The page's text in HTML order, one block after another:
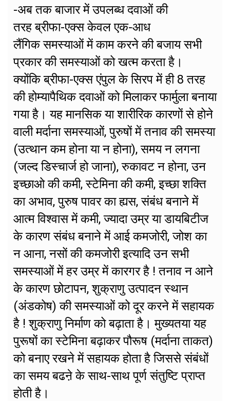
-अब तक बाजार में उपलब्ध दवाओं की
तरह ब्रीफा-एक्स केवल एक-आध
लैंगिक समस्याओं में काम करने की बजाय सभी
प्रकार की समस्याओं को खत्म करता है।
क्योंकि ब्रीफा-एक्स एंपुल के सिरप में ही 8 तरह
की होम्यापैथिक दवाओं को मिलाकर फार्मुला बनाया
गया है। यह मानसिक या शारीरिक कारणों से होने
वाली मर्दाना समस्याओं, पुरुषों में तनाव की समस्या
(उत्थान कम होना या न होना), समय न लगना
(जल्द डिस्चार्ज हो जाना), रुकावट न होना, उन
इच्छाओ की कमी, स्टेमिना की कमी, इच्छा शक्ति
का अभाव, पुरुष पावर का ह्यस, संबंध बनाने में
आत्म विश्वास में कमी, ज्यादा उम्र या डायबिटीज
के कारण संबंध बनाने में आई कमजोरी, जोश का
न आना, नसों की कमजोरी इत्यादि उन सभी
समस्याओं में हर उम्र में कारगर है ! तनाव न आने
के कारण छोटापन, शुक्राणु उत्पादन स्थान
(अंडकोष) की समस्याओं को दूर करने में सहायक
है ! शुक्राणु निर्माण को बढ़ाता है। मुख्यतया यह
पुरूषों का स्टेमिना बढ़ाकर पौरूष (मर्दाना ताकत)
को बनाए रखने में सहायक होता है जिससे संबंधों
का समय बढऩे के साथ-साथ पूर्ण संतुष्टि प्राप्त
होती है।